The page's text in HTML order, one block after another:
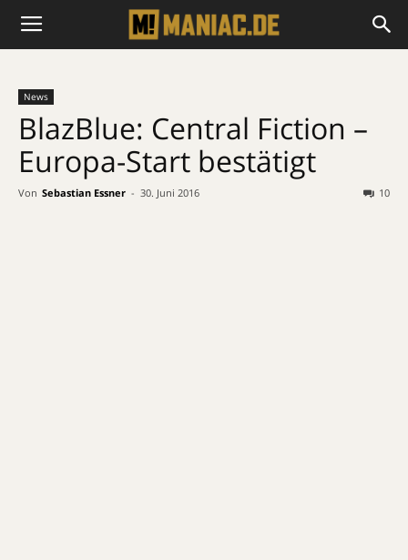
News
BlazBlue: Central Fiction –
Europa-Start bestätigt
Von Sebastian Essner - 30. Juni 2016 10